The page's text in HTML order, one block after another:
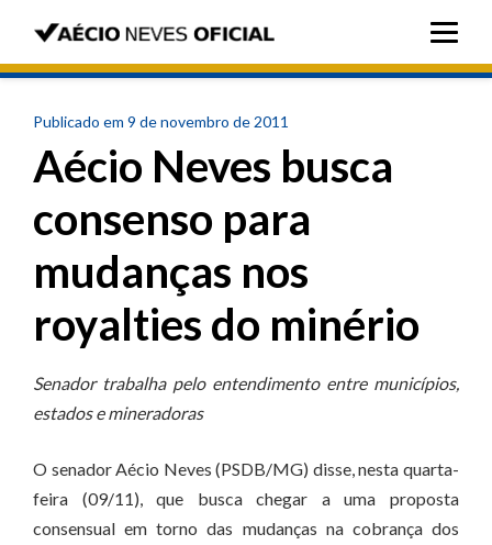
Publicado em 9 de novembro de 2011
Aécio Neves busca
consenso para
mudanças nos
royalties do minério
Senador trabalha pelo entendimento entre municípios,
estados e mineradoras
O senador Aécio Neves (PSDB/MG) disse, nesta quarta-
feira (09/11), que busca chegar a uma proposta
consensual em torno das mudanças na cobrança dos